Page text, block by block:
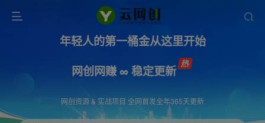
年轻人的第一桶金从这里开始
网创网赚 ∞ 稳定更新
网创资源 & 实战项目 全网首发全年365天更新